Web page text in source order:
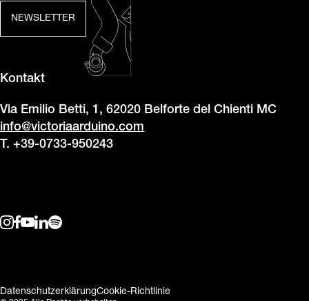
NEWSLETTER
Kontakt
Via Emilio Betti, 1, 62020 Belforte del Chienti MC
info@victoriaarduino.com
T. +39-0733-950243
DatenschutzerklärungCookie-Richtlinie